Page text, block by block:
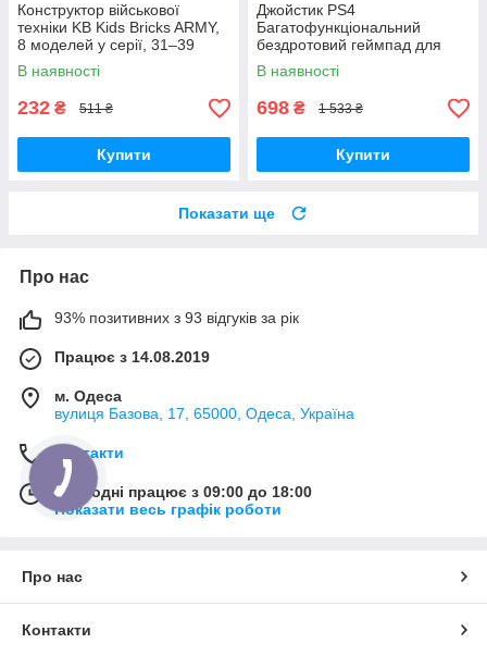
Конструктор військової
техніки KB Kids Bricks ARMY,
8 моделей у серії, 31–39
деталей, 6+
В наявності
232 ₴ 511 ₴
Купити
Джойстик PS4
Багатофункціональний
бездротовий геймпад для
Bluetooth-консолі з подвійною
вібрацією DualShock 4 V3.5
PlayStation 4,
В наявності
698 ₴ 1 533 ₴
Купити
Показати ще
Про нас
93% позитивних з 93 відгуків за рік
Працює з 14.08.2019
м. Одеса
вулиця Базова, 17, 65000, Одеса, Україна
Контакти
Сьогодні працює з 09:00 до 18:00
Показати весь графік роботи
Про нас
Контакти